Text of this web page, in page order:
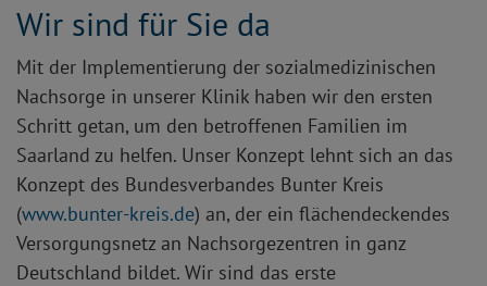
Wir sind für Sie da
Mit der Implementierung der sozialmedizinischen
Nachsorge in unserer Klinik haben wir den ersten
Schritt getan, um den betroffenen Familien im
Saarland zu helfen. Unser Konzept lehnt sich an das
Konzept des Bundesverbandes Bunter Kreis
(www.bunter-kreis.de) an, der ein flächendeckendes
Versorgungsnetz an Nachsorgezentren in ganz
Deutschland bildet. Wir sind das erste